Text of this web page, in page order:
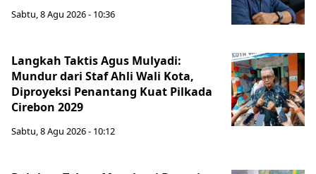
Sabtu, 8 Agu 2026 - 10:36
Langkah Taktis Agus Mulyadi:
Mundur dari Staf Ahli Wali Kota,
Diproyeksi Penantang Kuat Pilkada
Cirebon 2029
Sabtu, 8 Agu 2026 - 10:12